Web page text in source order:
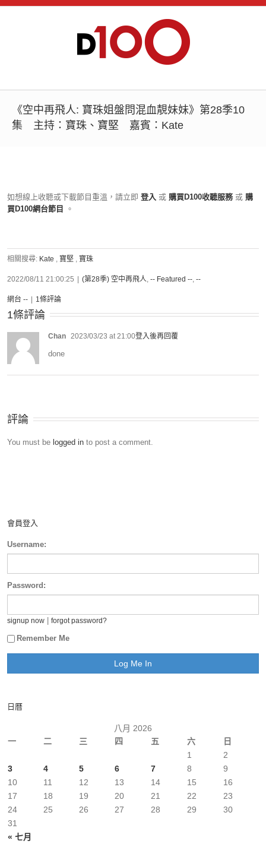
《空中再飛人: 寶珠姐盤問混血靚妹妹》第28季10
集 主持：寶珠、寶堅 嘉賓：Kate
如想線上收聽或下載節目重溫，請立即 登入 或 購買D100收聽服務 或 購
買D100網台節目
。
相關搜尋: Kate , 寶堅 , 寶珠
2022/08/11 21:00:25 (第28季) 空中再飛人, -- Featured --, --
網台 -- 1條評論
1條評論
Chan 2023/03/23 at 21:00登入後再回覆
done
評論
You must be logged in to post a comment.
會員登入
Username:
Password:
signup now forgot password?
Remember Me
日曆
八月 2026
一
二 三 四 五 六 日
« 七月
1
2
3
4 5 6 7 8
9
10
11 12 13 14 15
16
17
18 19 20 21 22
23
24
25 26 27 28 29
30
31